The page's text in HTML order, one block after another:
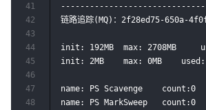
链路追踪(MQ)：2f28ed75-
init: 192MB	 max: 2708MB	 used: 43MB	 committed: 184MB	 use rate: 23%
init: 2MB	 max: 0MB	 used: 13MB	 committed: 14MB	 use rate: 95%
name: PS Scavenge	 count:0	 took:0	 pool name:[PS Eden Space, PS Survivor Space]
name: PS MarkSweep	 count:0	 took:0	 pool name:[PS Eden Space, PS Survivor Space, PS Old Gen]
41
42
43
44
45
46
47
48